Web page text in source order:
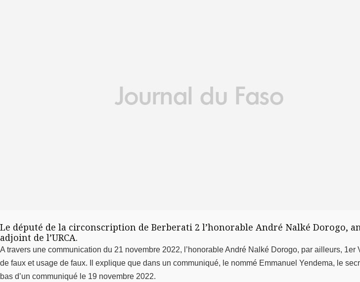
Le député de la circonscription de Berberati 2 l’honorable André Nalké Dorogo,
adjoint de l’URCA.
A travers une communication du 21 novembre 2022, l’honorable André Nalké Dorogo, par ailleurs,
de faux et usage de faux. Il explique que dans un communiqué, le nommé Emmanuel Yendema, le
bas d’un communiqué le 19 novembre 2022.